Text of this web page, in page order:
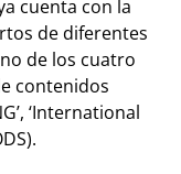
cuenta con la
de diferentes
de los cuatro
contenidos
‘International